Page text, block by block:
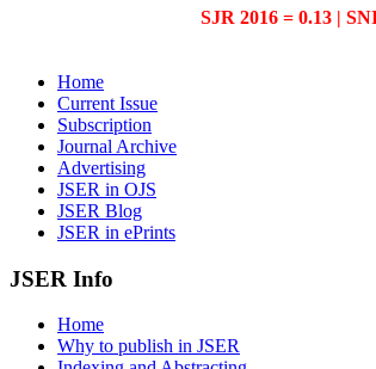
SJR 2016 = 0.13 |
Home
Current Issue
Subscription
Journal Archive
Advertising
JSER in OJS
JSER Blog
JSER in ePrints
JSER Info
Home
Why to publish in JSER